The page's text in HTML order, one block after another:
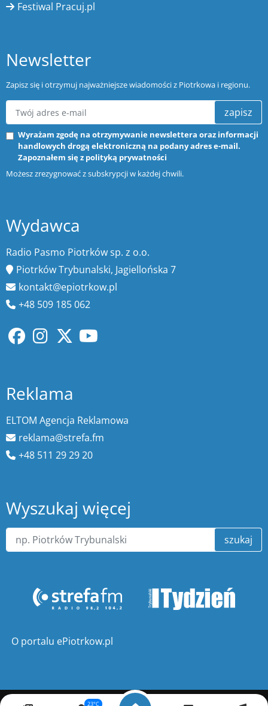
Festiwal Pracuj.pl
Newsletter
Zapisz się i otrzymuj najważniejsze wiadomości z Piotrkowa i regionu.
zapisz
Wyrażam zgodę na otrzymywanie newslettera oraz informacji
handlowych drogą elektroniczną na podany adres e-mail.
Zapoznałem się z polityką prywatności
Możesz zrezygnować z subskrypcji w każdej chwili.
Wydawca
Radio Pasmo Piotrków sp. z o.o.
Piotrków Trybunalski, Jagiellońska 7
kontakt@epiotrkow.pl
+48 509 185 062
Reklama
ELTOM Agencja Reklamowa
reklama@strefa.fm
+48 511 29 29 20
Wyszukaj więcej
szukaj
O portalu ePiotrkow.pl
23°C